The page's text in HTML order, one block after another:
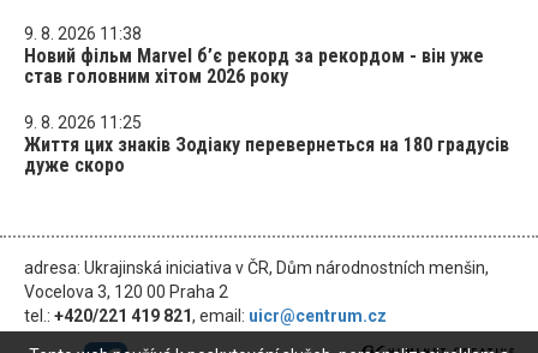
9. 8. 2026 11:38
Новий фільм Marvel б’є рекорд за рекордом - він уже
став головним хітом 2026 року
9. 8. 2026 11:25
Життя цих знаків Зодіаку перевернеться на 180 градусів
дуже скоро
adresa: Ukrajinská iniciativa v ČR, Dům národnostních menšin,
Vocelova 3, 120 00 Praha 2
tel.: +420/221 419 821, email: uicr@centrum.cz